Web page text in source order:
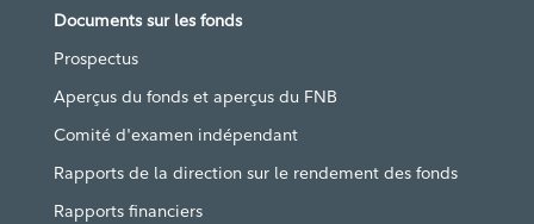
Documents sur les fonds
Prospectus
Aperçus du fonds et aperçus du FNB
Comité d'examen indépendant
Rapports de la direction sur le rendement des fonds
Rapports financiers